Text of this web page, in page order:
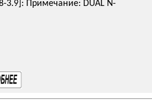
8-3.9]: Примечание: DUAL N-